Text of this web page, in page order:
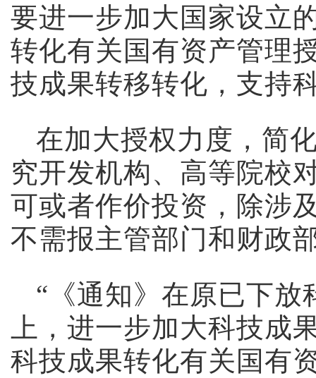
要进一步加大国家设立
转化有关国有资产管理
技成果转移转化，支持
在加大授权力度，简
究开发机构、高等院校
可或者作价投资，除涉
不需报主管部门和财政
“《通知》在原已下
上，进一步加大科技成
科技成果转化有关国有